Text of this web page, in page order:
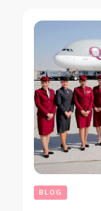
BLOG